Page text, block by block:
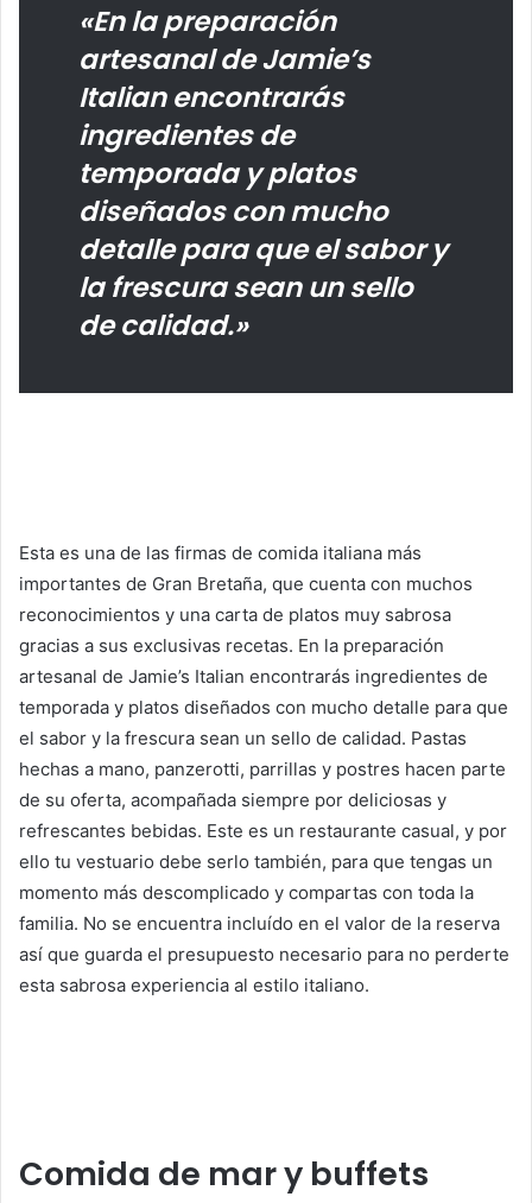
«En la preparación
artesanal de Jamie’s
Italian encontrarás
ingredientes de
temporada y platos
diseñados con mucho
detalle para que el sabor y
la frescura sean un sello
de calidad.»
Esta es una de las firmas de comida italiana más
importantes de Gran Bretaña, que cuenta con muchos
reconocimientos y una carta de platos muy sabrosa
gracias a sus exclusivas recetas. En la preparación
artesanal de Jamie’s Italian encontrarás ingredientes de
temporada y platos diseñados con mucho detalle para que
el sabor y la frescura sean un sello de calidad. Pastas
hechas a mano, panzerotti, parrillas y postres hacen parte
de su oferta, acompañada siempre por deliciosas y
refrescantes bebidas. Este es un restaurante casual, y por
ello tu vestuario debe serlo también, para que tengas un
momento más descomplicado y compartas con toda la
familia. No se encuentra incluído en el valor de la reserva
así que guarda el presupuesto necesario para no perderte
esta sabrosa experiencia al estilo italiano.
Comida de mar y buffets